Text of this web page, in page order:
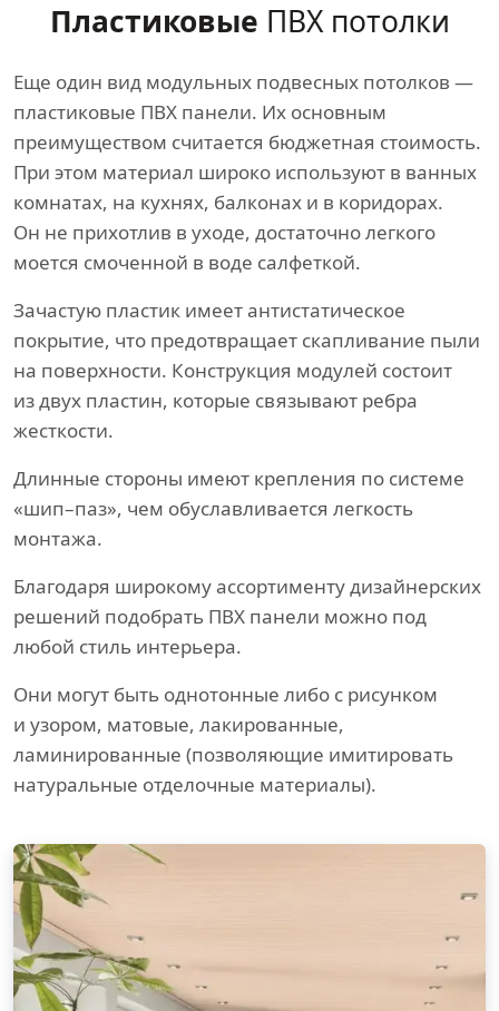
Пластиковые ПВХ потолки
Еще один вид модульных подвесных потолков —
пластиковые ПВХ панели. Их основным
преимуществом считается бюджетная стоимость.
При этом материал широко используют в ванных
комнатах, на кухнях, балконах и в коридорах.
Он не прихотлив в уходе, достаточно легкого
моется смоченной в воде салфеткой.
Зачастую пластик имеет антистатическое
покрытие, что предотвращает скапливание пыли
на поверхности. Конструкция модулей состоит
из двух пластин, которые связывают ребра
жесткости.
Длинные стороны имеют крепления по системе
«шип–паз», чем обуславливается легкость
монтажа.
Благодаря широкому ассортименту дизайнерских
решений подобрать ПВХ панели можно под
любой стиль интерьера.
Они могут быть однотонные либо с рисунком
и узором, матовые, лакированные,
ламинированные (позволяющие имитировать
натуральные отделочные материалы).